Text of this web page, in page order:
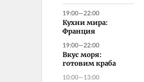
19:00—22:00
Кухни мира:
Франция
19:00—22:00
Вкус моря:
готовим краба
10:00—13:00